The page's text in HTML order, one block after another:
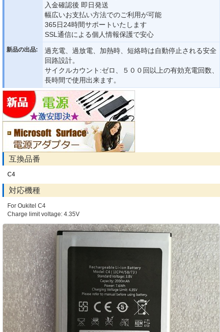
入金確認後 即日発送
幅広いお支払い方法でのご利用が可能
365日24時間サポートいたします
SSL通信による個人情報保護で安心
新品の出品:
過充電、過放電、加熱時、短絡時は自動停止される安全
回路設計。
サイクルカウント:ゼロ、５００回以上の有効充電回数、
長時間で使用出来ます。
互換品番
C4
対応機種
For Oukitel C4
Charge limit voltage: 4.35V